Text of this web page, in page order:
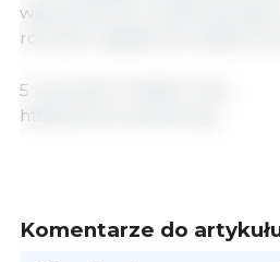
wieprzowiny, a trudna sytuacja
również negatywnie wpływa
5 maj, 2021/ USMEF/ USA.
https://www.usmef.org/
Komentarze do